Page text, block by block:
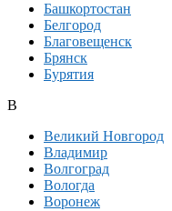
Башкортостан
Белгород
Благовещенск
Брянск
Бурятия
В
Великий Новгород
Владимир
Волгоград
Вологда
Воронеж